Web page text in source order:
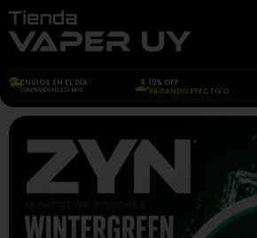
ENVIOS EN EL DIA
COMPRANDO HASTA 18HS
10% OFF
PAGANDO EFECTIVO